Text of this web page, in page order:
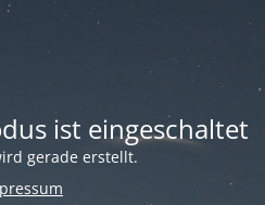
ist eingeschaltet
gerade erstellt.